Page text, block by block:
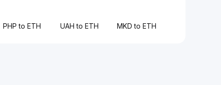
PHP to ETH UAH to ETH MKD to ETH